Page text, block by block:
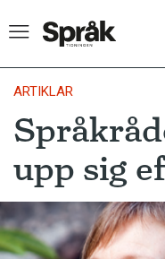
Hem
Artiklar
Krönikor
Språkfrågor
ARTIKLAR
upp sig